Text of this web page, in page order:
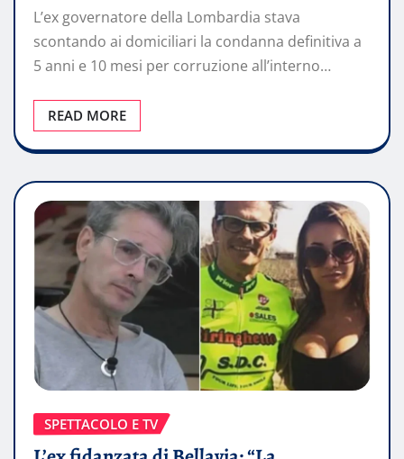
L’ex governatore della Lombardia stava
scontando ai domiciliari la condanna definitiva a
5 anni e 10 mesi per corruzione all’interno…
READ MORE
SPETTACOLO E TV